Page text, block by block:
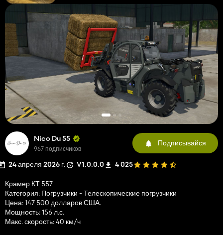
Nico Du 55
967 подписчиков
Подписывайся
24 апреля 2026 г. V1.0.0.0 4 025
Крамер КТ 557
Категория: Погрузчики - Телескопические погрузчики
Цена: 147 500 долларов США.
Мощность: 156 л.с.
Макс. скорость: 40 км/ч